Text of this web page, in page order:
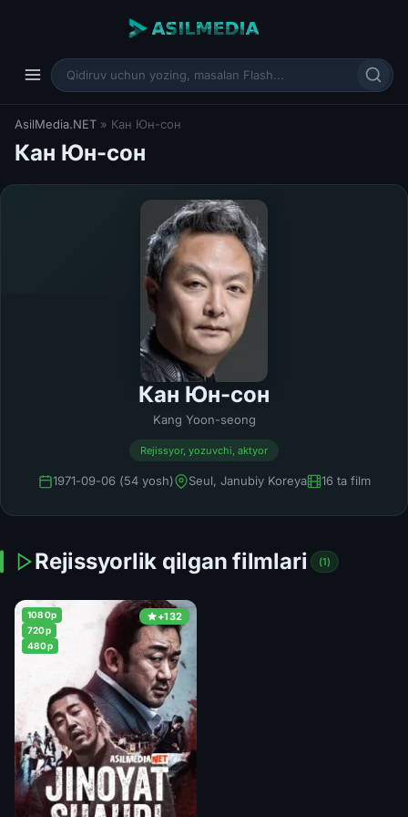
AsilMedia.NET » Кан Юн-сон
Кан Юн-сон
Кан Юн-сон
Kang Yoon-seong
Rejissyor, yozuvchi, aktyor
1971-09-06 (54 yosh) Seul, Janubiy Koreya 16 ta film
Rejissyorlik qilgan filmlari (1)
+132
1080p
720p
480p